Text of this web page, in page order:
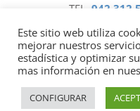
TEL. 942 312
Socio de
Política de
Este sitio web utiliza
mejorar nuestros
estadística y optimizar
mas información en
CONFIGURAR